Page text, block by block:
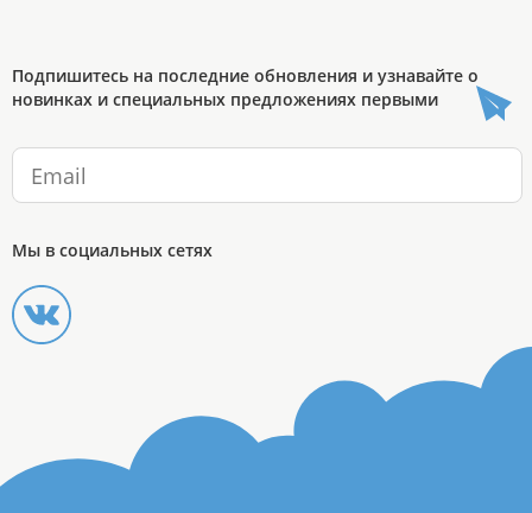
Подпишитесь на последние обновления и узнавайте о
новинках и специальных предложениях первыми
Мы в социальных сетях